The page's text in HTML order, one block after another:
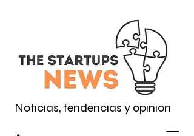
Noticias, tendencias y opinión